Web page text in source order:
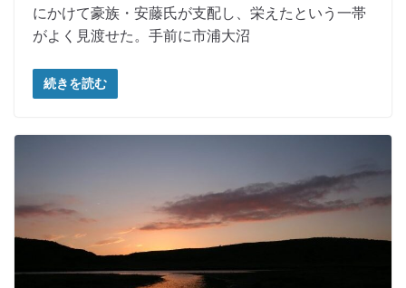
にかけて豪族・安藤氏が支配し、栄えたという一帯
がよく見渡せた。手前に市浦大沼
続きを読む